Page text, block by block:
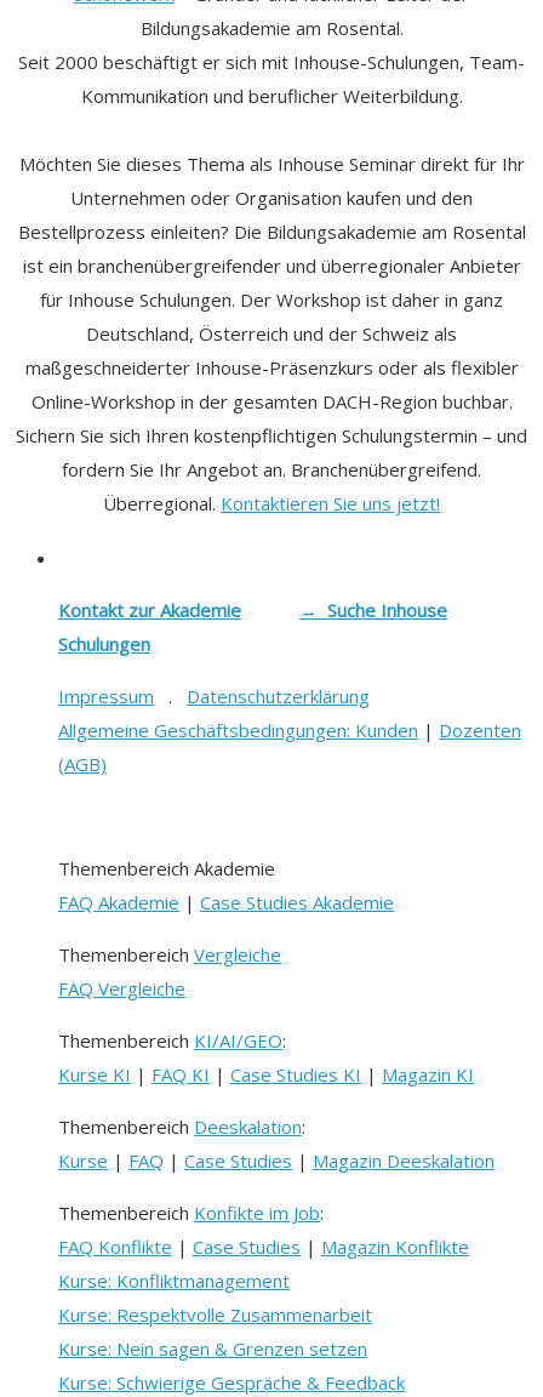
Bildungsakademie am Rosental.
Seit 2000 beschäftigt er sich mit Inhouse-Schulungen, Team-
Kommunikation und beruflicher Weiterbildung.
Möchten Sie dieses Thema als Inhouse Seminar direkt für Ihr
Unternehmen oder Organisation kaufen und den
Bestellprozess einleiten? Die Bildungsakademie am Rosental
ist ein branchenübergreifender und überregionaler Anbieter
für Inhouse Schulungen. Der Workshop ist daher in ganz
Deutschland, Österreich und der Schweiz als
maßgeschneiderter Inhouse-Präsenzkurs oder als flexibler
Online-Workshop in der gesamten DACH-Region buchbar.
Sichern Sie sich Ihren kostenpflichtigen Schulungstermin – und
fordern Sie Ihr Angebot an. Branchenübergreifend.
Überregional. Kontaktieren Sie uns jetzt!
Kontakt zur Akademie
→ Suche Inhouse
Schulungen
Impressum . Datenschutzerklärung
Allgemeine Geschäftsbedingungen: Kunden | Dozenten
(AGB)
Themenbereich Akademie
FAQ Akademie | Case Studies Akademie
Themenbereich Vergleiche
FAQ Vergleiche
Themenbereich KI/AI/GEO:
Kurse KI | FAQ KI | Case Studies KI | Magazin KI
Themenbereich Deeskalation:
Kurse | FAQ | Case Studies | Magazin Deeskalation
Themenbereich Konfikte im Job:
FAQ Konflikte | Case Studies | Magazin Konflikte
Kurse: Konfliktmanagement
Kurse: Respektvolle Zusammenarbeit
Kurse: Nein sagen & Grenzen setzen
Kurse: Schwierige Gespräche & Feedback